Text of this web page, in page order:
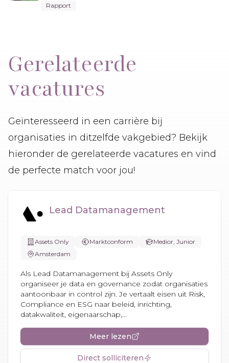
Rapport
Gerelateerde
vacatures
Geïnteresseerd in een carrière bij
organisaties in ditzelfde vakgebied? Bekijk
hieronder de gerelateerde vacatures en vind
de perfecte match voor jou!
Lead Datamanagement
Assets Only Marktconform
Medior, Junior
Amsterdam
Als Lead Datamanagement bij Assets Only
organiseer je data en governance zodat organisaties
aantoonbaar in control zijn. Je vertaalt eisen uit Risk,
Compliance en ESG naar beleid, inrichting,
datakwaliteit, eigenaarschap,...
Meer lezen
Direct solliciteren